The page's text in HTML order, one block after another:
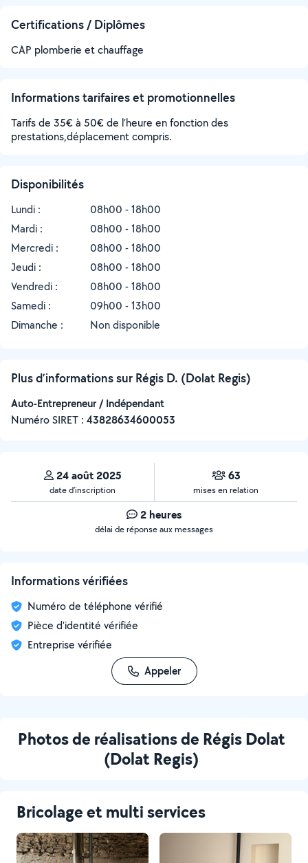
Certifications / Diplômes
CAP plomberie et chauffage
Informations tarifaires et promotionnelles
Tarifs de 35€ à 50€ de l’heure en fonction des
prestations,déplacement compris.
Disponibilités
Lundi :
08h00 - 18h00
Mardi :
08h00 - 18h00
Mercredi :
08h00 - 18h00
Jeudi :
08h00 - 18h00
Vendredi :
08h00 - 18h00
Samedi :
09h00 - 13h00
Dimanche :
Non disponible
Plus d’informations sur Régis D. (Dolat Regis)
Auto-Entrepreneur / Indépendant
Numéro SIRET : ‍43828634600053
24 août 2025
date d’inscription
63
mises en relation
2 heures
délai de réponse aux messages
Informations vérifiées
Numéro de téléphone vérifié
Pièce d'identité vérifiée
Entreprise vérifiée
Appeler
Photos de réalisations de Régis Dolat
(Dolat Regis)
Bricolage et multi services